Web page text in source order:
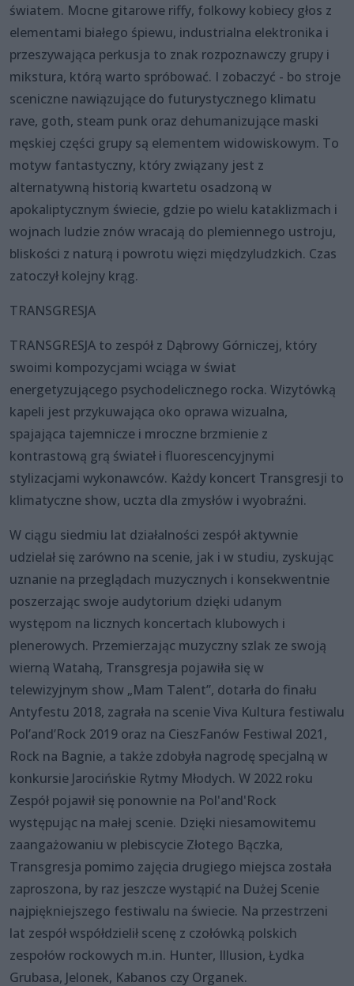
światem. Mocne gitarowe riffy, folkowy kobiecy głos z
elementami białego śpiewu, industrialna elektronika i
przeszywająca perkusja to znak rozpoznawczy grupy i
mikstura, którą warto spróbować. I zobaczyć - bo stroje
sceniczne nawiązujące do futurystycznego klimatu
rave, goth, steam punk oraz dehumanizujące maski
męskiej części grupy są elementem widowiskowym. To
motyw fantastyczny, który związany jest z
alternatywną historią kwartetu osadzoną w
apokaliptycznym świecie, gdzie po wielu kataklizmach i
wojnach ludzie znów wracają do plemiennego ustroju,
bliskości z naturą i powrotu więzi międzyludzkich. Czas
zatoczył kolejny krąg.
TRANSGRESJA
TRANSGRESJA to zespół z Dąbrowy Górniczej, który
swoimi kompozycjami wciąga w świat
energetyzującego psychodelicznego rocka. Wizytówką
kapeli jest przykuwająca oko oprawa wizualna,
spajająca tajemnicze i mroczne brzmienie z
kontrastową grą świateł i fluorescencyjnymi
stylizacjami wykonawców. Każdy koncert Transgresji to
klimatyczne show, uczta dla zmysłów i wyobraźni.
W ciągu siedmiu lat działalności zespół aktywnie
udzielał się zarówno na scenie, jak i w studiu, zyskując
uznanie na przeglądach muzycznych i konsekwentnie
poszerzając swoje audytorium dzięki udanym
występom na licznych koncertach klubowych i
plenerowych. Przemierzając muzyczny szlak ze swoją
wierną Watahą, Transgresja pojawiła się w
telewizyjnym show „Mam Talent”, dotarła do finału
Antyfestu 2018, zagrała na scenie Viva Kultura festiwalu
Pol’and’Rock 2019 oraz na CieszFanów Festiwal 2021,
Rock na Bagnie, a także zdobyła nagrodę specjalną w
konkursie Jarocińskie Rytmy Młodych. W 2022 roku
Zespół pojawił się ponownie na Pol'and'Rock
występując na małej scenie. Dzięki niesamowitemu
zaangażowaniu w plebiscycie Złotego Bączka,
Transgresja pomimo zajęcia drugiego miejsca została
zaproszona, by raz jeszcze wystąpić na Dużej Scenie
najpiękniejszego festiwalu na świecie. Na przestrzeni
lat zespół współdzielił scenę z czołówką polskich
zespołów rockowych m.in. Hunter, Illusion, Łydka
Grubasa, Jelonek, Kabanos czy Organek.